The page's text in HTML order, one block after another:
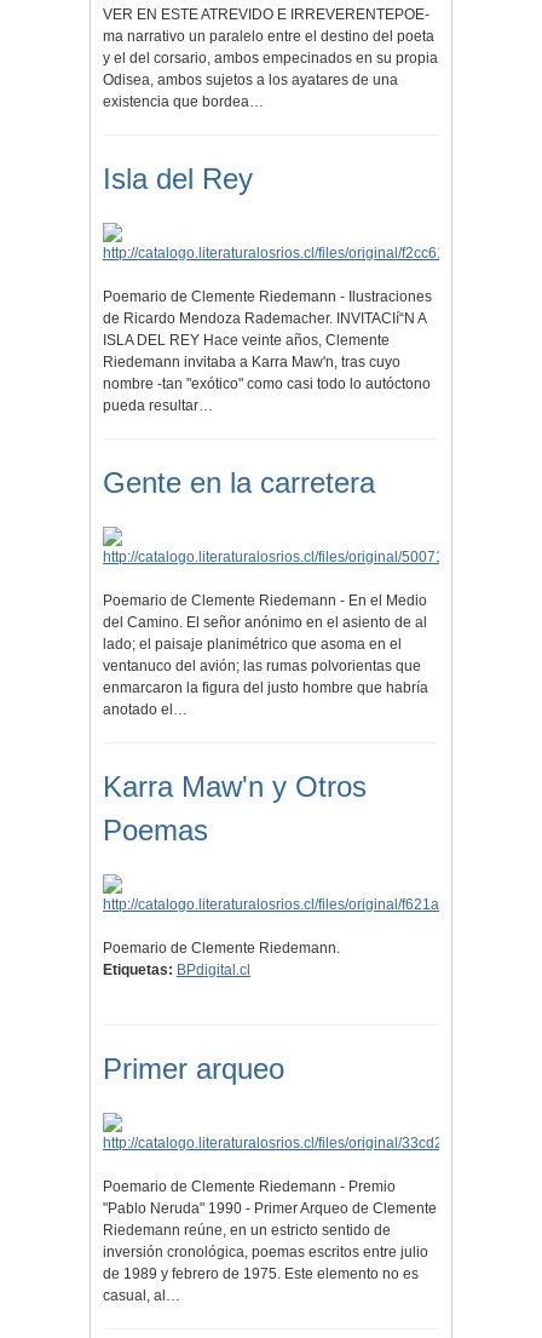
VER EN ESTE ATREVIDO E IRREVERENTEPOE-
ma narrativo un paralelo entre el destino del poeta
y el del corsario, ambos empecinados en su propia
Odisea, ambos sujetos a los ayatares de una
existencia que bordea…
Isla del Rey
Poemario de Clemente Riedemann - Ilustraciones
de Ricardo Mendoza Rademacher. INVITACIí“N A
ISLA DEL REY Hace veinte años, Clemente
Riedemann invitaba a Karra Maw'n, tras cuyo
nombre -tan "exótico" como casi todo lo autóctono
pueda resultar…
Gente en la carretera
Poemario de Clemente Riedemann - En el Medio
del Camino. El señor anónimo en el asiento de al
lado; el paisaje planimétrico que asoma en el
ventanuco del avión; las rumas polvorientas que
enmarcaron la figura del justo hombre que habría
anotado el…
Karra Maw'n y Otros
Poemas
Poemario de Clemente Riedemann.
Etiquetas: BPdigital.cl
Primer arqueo
Poemario de Clemente Riedemann - Premio
"Pablo Neruda" 1990 - Primer Arqueo de Clemente
Riedemann reúne, en un estricto sentido de
inversión cronológica, poemas escritos entre julio
de 1989 y febrero de 1975. Este elemento no es
casual, al…